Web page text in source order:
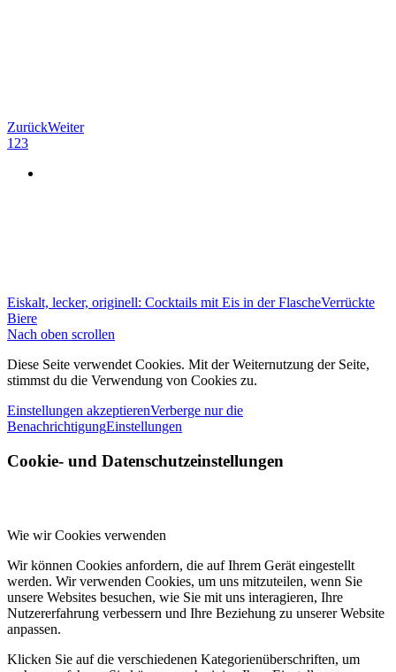
ZurückWeiter
123
Eiskalt, lecker, originell: Cocktails mit Eis in der FlascheVerrückte
Biere
Nach oben scrollen
Diese Seite verwendet Cookies. Mit der Weiternutzung der Seite,
stimmst du die Verwendung von Cookies zu.
Einstellungen akzeptierenVerberge nur die
BenachrichtigungEinstellungen
Cookie- und Datenschutzeinstellungen
Wie wir Cookies verwenden
Wir können Cookies anfordern, die auf Ihrem Gerät eingestellt
werden. Wir verwenden Cookies, um uns mitzuteilen, wenn Sie
unsere Websites besuchen, wie Sie mit uns interagieren, Ihre
Nutzererfahrung verbessern und Ihre Beziehung zu unserer Website
anpassen.
Klicken Sie auf die verschiedenen Kategorienüberschriften, um